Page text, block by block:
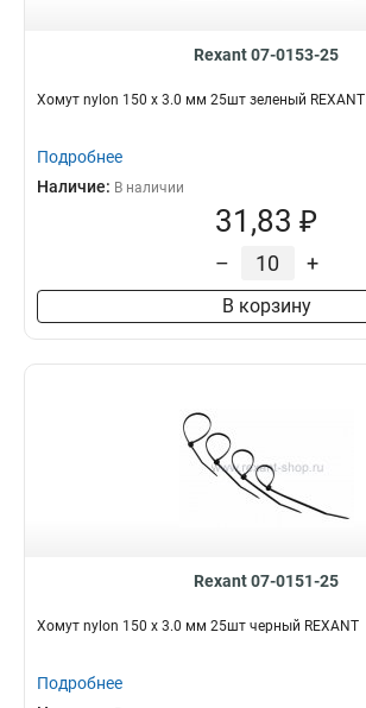
Rexant 07-0153-25
Хомут nylon 150 х 3.0 мм 25шт зеленый REXANT
Подробнее
Наличие: В наличии
31,83 ₽
– +
В корзину
Rexant 07-0151-25
Хомут nylon 150 х 3.0 мм 25шт черный REXANT
Подробнее